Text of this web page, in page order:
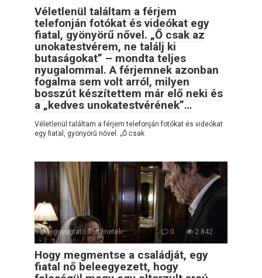
Véletlenül találtam a férjem
telefonján fotókat és videókat egy
fiatal, gyönyörű nővel. „Ő csak az
unokatestvérem, ne találj ki
butaságokat” – mondta teljes
nyugalommal. A férjemnek azonban
fogalma sem volt arról, milyen
bosszút készítettem már elő neki és
a „kedves unokatestvérének”…
Véletlenül találtam a férjem telefonján fotókat és videókat
egy fiatal, gyönyörű nővel. „Ő csak
Megnyugtató Történetek 0 2 842
Hogy megmentse a családját, egy
fiatal nő beleegyezett, hogy